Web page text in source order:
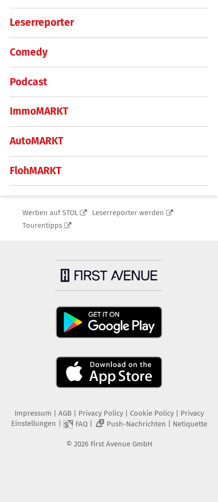
Leserreporter
Comedy
Podcast
ImmoMARKT
AutoMARKT
FlohMARKT
Werben auf STOL
Leserreporter werden
Tourentipps
Impressum AGB Privacy Policy| Cookie Policy| Privacy
Einstellungen
FAQ| 2 Push-Nachrichten Netiquette
© 2026 First Avenue GmbH